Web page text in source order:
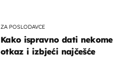
ZA POSLODAVCE
Kako ispravno dati nekome
otkaz i izbjeći najčešće